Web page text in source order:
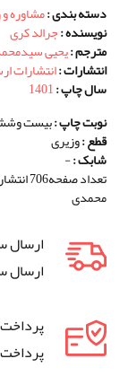
دسته بندی :مشاوره
نویسنده :جرالد کری
مترجم :یحیی
انتشارات :انتشارات
سال چاپ :1401
نوبت چاپ :بیست
قطع :وزیری
شابک :-
تعداد
محمدی
ارسال
ارسال